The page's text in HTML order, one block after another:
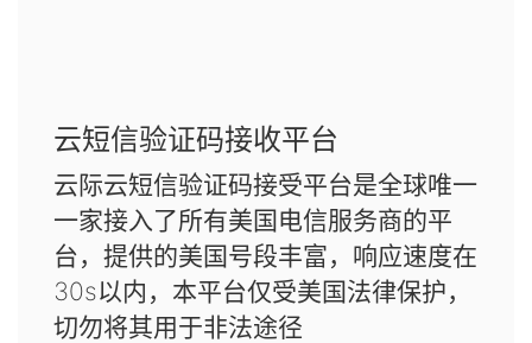
云短信验证码接收平台
云际云短信验证码接受平台是全球唯一
一家接入了所有美国电信服务商的平
台，提供的美国号段丰富，响应速度在
30s以内，本平台仅受美国法律保护，
切勿将其用于非法途径